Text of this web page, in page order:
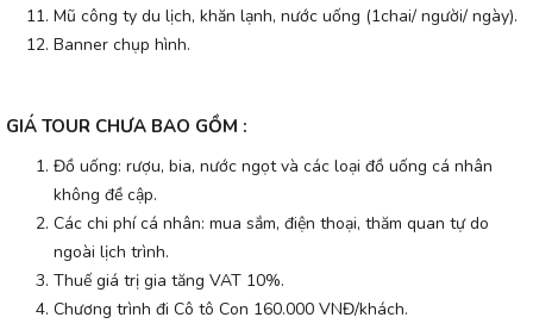
Mũ công ty du lịch, khăn lạnh, nước uống (1chai/ người/ ngày).
Banner chụp hình.
GIÁ TOUR CHƯA BAO GỒM :
Đồ uống: rượu, bia, nước ngọt và các loại đồ uống cá nhân
không đề cập.
Các chi phí cá nhân: mua sắm, điện thoại, thăm quan tự do
ngoài lịch trình.
Thuế giá trị gia tăng VAT 10%.
Chương trình đi Cô tô Con 160.000 VNĐ/khách.